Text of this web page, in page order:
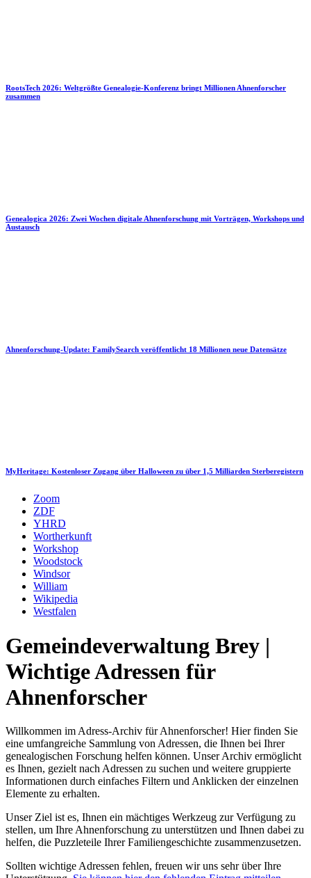
RootsTech 2026: Weltgrößte Genealogie-Konferenz bringt Millionen Ahnenforscher
zusammen
Genealogica 2026: Zwei Wochen digitale Ahnenforschung mit Vorträgen, Workshops und
Austausch
Ahnenforschung-Update: FamilySearch veröffentlicht 18 Millionen neue Datensätze
MyHeritage: Kostenloser Zugang über Halloween zu über 1,5 Milliarden Sterberegistern
Zoom
ZDF
YHRD
Wortherkunft
Workshop
Woodstock
Windsor
William
Wikipedia
Westfalen
Gemeindeverwaltung Brey |
Wichtige Adressen für
Ahnenforscher
Willkommen im Adress-Archiv für Ahnenforscher! Hier finden Sie
eine umfangreiche Sammlung von Adressen, die Ihnen bei Ihrer
genealogischen Forschung helfen können. Unser Archiv ermöglicht
es Ihnen, gezielt nach Adressen zu suchen und weitere gruppierte
Informationen durch einfaches Filtern und Anklicken der einzelnen
Elemente zu erhalten.
Unser Ziel ist es, Ihnen ein mächtiges Werkzeug zur Verfügung zu
stellen, um Ihre Ahnenforschung zu unterstützen und Ihnen dabei zu
helfen, die Puzzleteile Ihrer Familiengeschichte zusammenzusetzen.
Sollten wichtige Adressen fehlen, freuen wir uns sehr über Ihre